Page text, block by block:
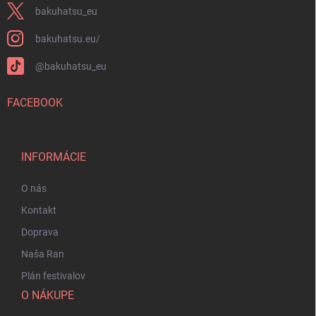
bakuhatsu_eu
bakuhatsu.eu/
@bakuhatsu_eu
FACEBOOK
INFORMÁCIE
O nás
Kontakt
Doprava
Naša Ran
Plán festivalov
O NÁKUPE